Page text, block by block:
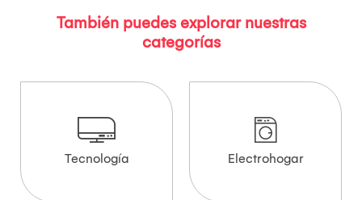
También puedes explorar nuestras
categorías
Tecnología Electrohogar